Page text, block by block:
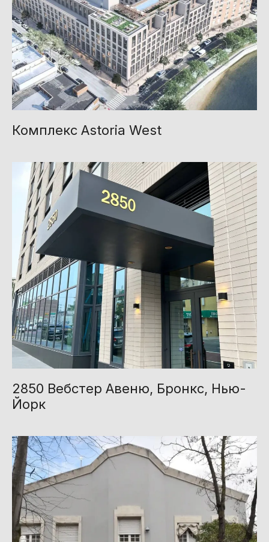
Комплекс Astoria West
2850 Вебстер Авеню, Бронкс, Нью-
Йорк